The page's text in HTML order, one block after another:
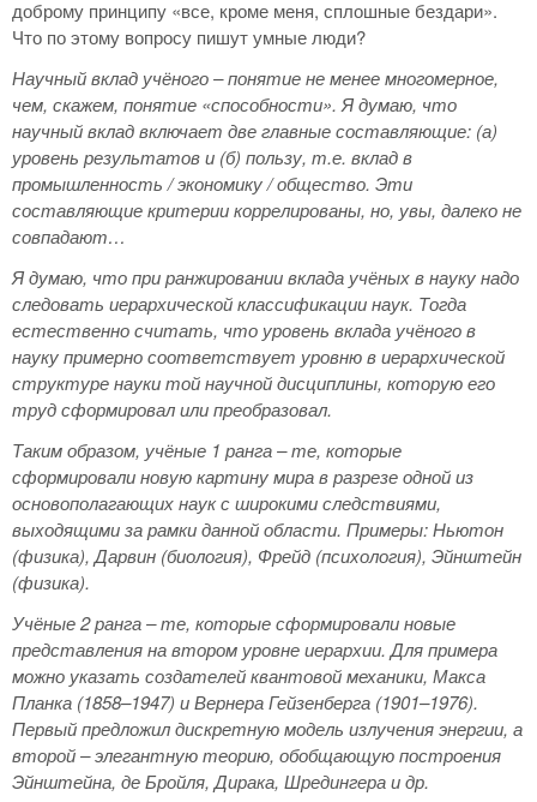
доброму принципу «все, кроме меня, сплошные бездари».
Что по этому вопросу пишут умные люди?
Научный вклад учёного – понятие не менее многомерное,
чем, скажем, понятие «способности». Я думаю, что
научный вклад включает две главные составляющие: (а)
уровень результатов и (б) пользу, т.е. вклад в
промышленность / экономику / общество. Эти
составляющие критерии коррелированы, но, увы, далеко не
совпадают…
Я думаю, что при ранжировании вклада учёных в науку надо
следовать иерархической классификации наук. Тогда
естественно считать, что уровень вклада учёного в
науку примерно соответствует уровню в иерархической
структуре науки той научной дисциплины, которую его
труд сформировал или преобразовал.
Таким образом, учёные 1 ранга – те, которые
сформировали новую картину мира в разрезе одной из
основополагающих наук с широкими следствиями,
выходящими за рамки данной области. Примеры: Ньютон
(физика), Дарвин (биология), Фрейд (психология), Эйнштейн
(физика).
Учёные 2 ранга – те, которые сформировали новые
представления на втором уровне иерархии. Для примера
можно указать создателей квантовой механики, Макса
Планка (1858–1947) и Вернера Гейзенберга (1901–1976).
Первый предложил дискретную модель излучения энергии, а
второй – элегантную теорию, обобщающую построения
Эйнштейна, де Бройля, Дирака, Шредингера и др.